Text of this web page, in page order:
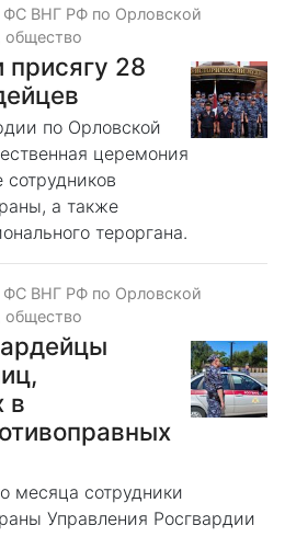
ФС ВНГ РФ по Орловской
общество
28
по Орловской
церемония
а также
тероргана.
ФС ВНГ РФ по Орловской
общество
в
месяца сотрудники
Управления Росгвардии